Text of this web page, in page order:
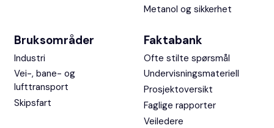
Metanol og sikkerhet
Bruksområder
Industri
Vei-, bane- og
lufttransport
Skipsfart
Faktabank
Ofte stilte spørsmål
Undervisningsmateriell
Prosjektoversikt
Faglige rapporter
Veiledere